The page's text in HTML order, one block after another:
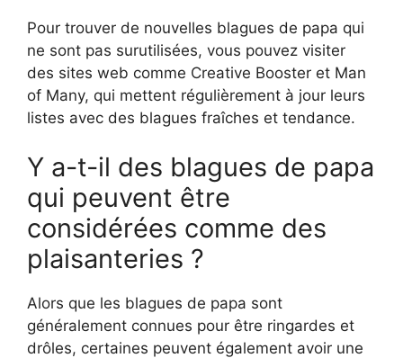
Pour trouver de nouvelles blagues de papa qui
ne sont pas surutilisées, vous pouvez visiter
des sites web comme Creative Booster et Man
of Many, qui mettent régulièrement à jour leurs
listes avec des blagues fraîches et tendance.
Y a-t-il des blagues de papa
qui peuvent être
considérées comme des
plaisanteries ?
Alors que les blagues de papa sont
généralement connues pour être ringardes et
drôles, certaines peuvent également avoir une